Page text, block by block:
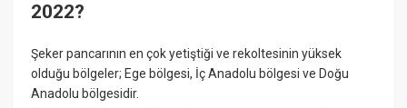
2022?
Şeker pancarının en çok yetiştiği ve rekoltesinin yüksek
olduğu bölgeler; Ege bölgesi, İç Anadolu bölgesi ve Doğu
Anadolu bölgesidir.